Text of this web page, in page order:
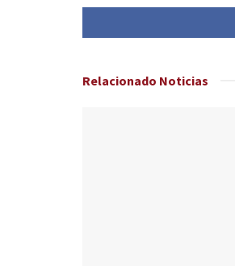
Relacionado Noticias